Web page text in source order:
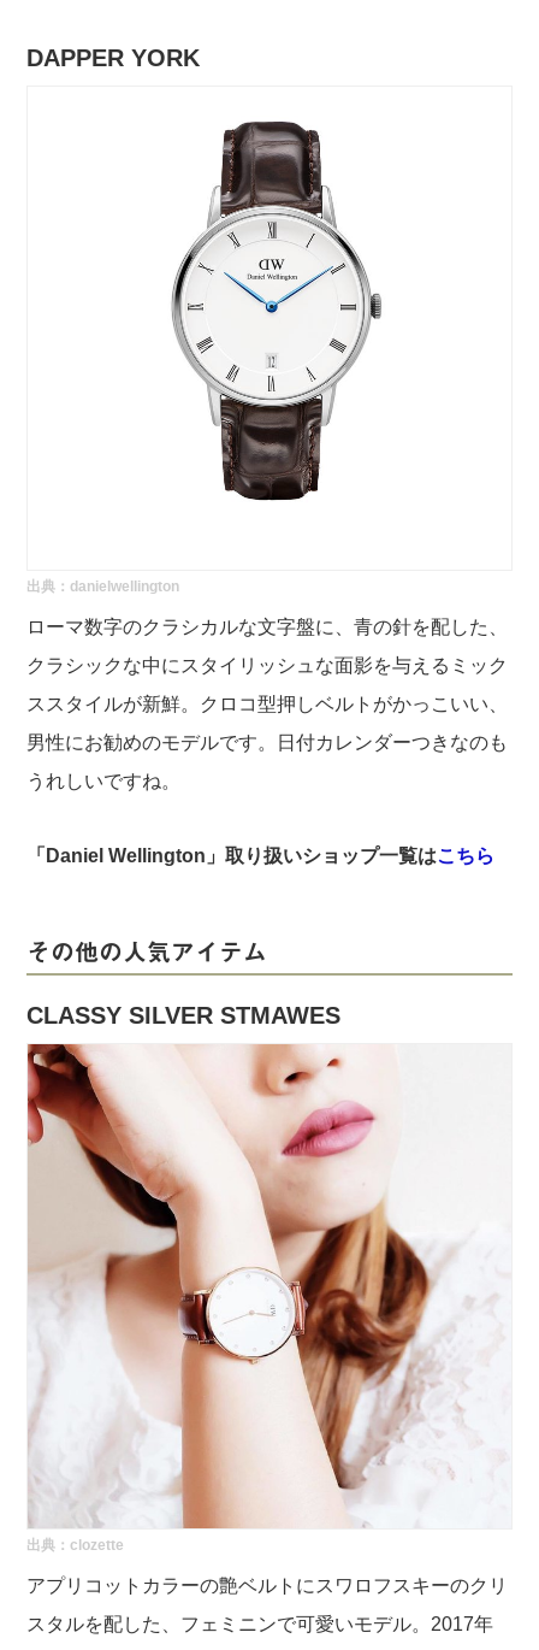
DAPPER YORK
出典：danielwellington
ローマ数字のクラシカルな文字盤に、青の針を配した、
クラシックな中にスタイリッシュな面影を与えるミック
ススタイルが新鮮。クロコ型押しベルトがかっこいい、
男性にお勧めのモデルです。日付カレンダーつきなのも
うれしいですね。
「Daniel Wellington」取り扱いショップ一覧はこちら
その他の人気アイテム
CLASSY SILVER STMAWES
出典：clozette
アプリコットカラーの艶ベルトにスワロフスキーのクリ
スタルを配した、フェミニンで可愛いモデル。2017年